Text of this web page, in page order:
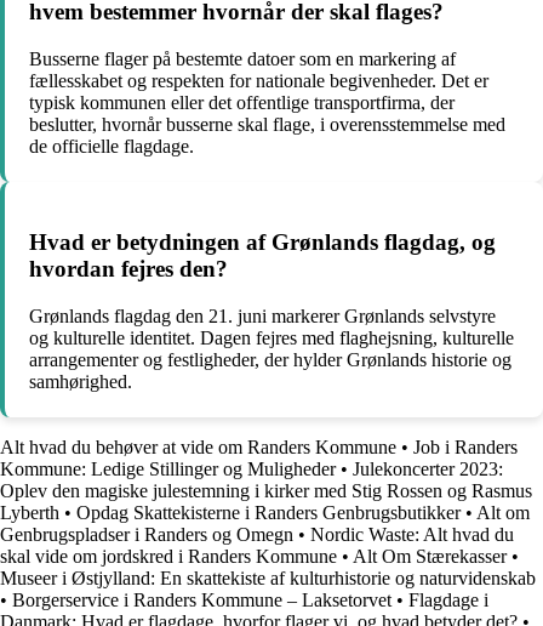
hvem bestemmer hvornår der skal flages?
Busserne flager på bestemte datoer som en markering af
fællesskabet og respekten for nationale begivenheder. Det er
typisk kommunen eller det offentlige transportfirma, der
beslutter, hvornår busserne skal flage, i overensstemmelse med
de officielle flagdage.
Hvad er betydningen af Grønlands flagdag, og
hvordan fejres den?
Grønlands flagdag den 21. juni markerer Grønlands selvstyre
og kulturelle identitet. Dagen fejres med flaghejsning, kulturelle
arrangementer og festligheder, der hylder Grønlands historie og
samhørighed.
Alt hvad du behøver at vide om Randers Kommune • Job i Randers
Kommune: Ledige Stillinger og Muligheder• Julekoncerter 2023:
Oplev den magiske julestemning i kirker med Stig Rossen og Rasmus
Lyberth • Opdag Skattekisterne i Randers Genbrugsbutikker• Alt om
Genbrugspladser i Randers og Omegn • Nordic Waste: Alt hvad du
skal vide om jordskred i Randers Kommune • Alt Om Stærekasser•
Museer i Østjylland: En skattekiste af kulturhistorie og naturvidenskab
• Borgerservice i Randers Kommune – Laksetorvet • Flagdage i
Danmark: Hvad er flagdage, hvorfor flager vi, og hvad betyder det? •